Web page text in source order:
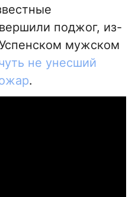
поджог, из-
мужском
не унесший
.